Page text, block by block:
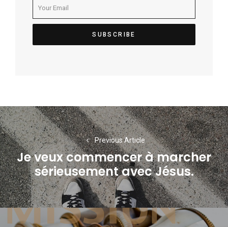
Navigation
de
l’article
Previous Article
Previous
post:
Je veux commencer à marcher
sérieusement avec Jésus.